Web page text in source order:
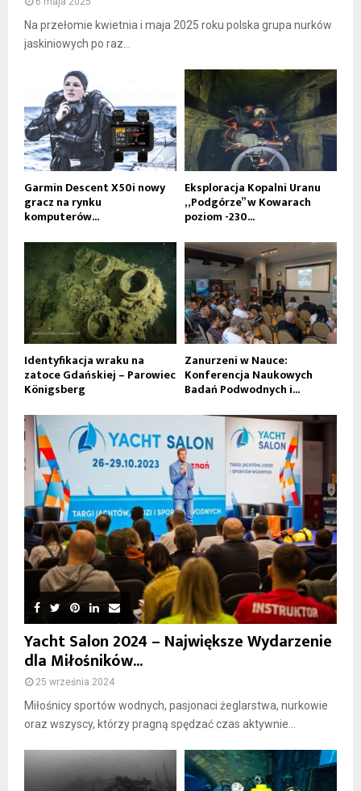
Na przełomie kwietnia i maja 2025 roku polska grupa nurków
jaskiniowych po raz...
Garmin Descent X50i nowy
gracz na rynku
komputerów...
Eksploracja Kopalni Uranu
„Podgórze” w Kowarach
poziom -230...
Identyfikacja wraku na
zatoce Gdańskiej – Parowiec
Königsberg
Zanurzeni w Nauce:
Konferencja Naukowych
Badań Podwodnych i...
Yacht Salon 2024 – Największe Wydarzenie
dla Miłośników...
25 września 2024
Miłośnicy sportów wodnych, pasjonaci żeglarstwa, nurkowie
oraz wszyscy, którzy pragną spędzać czas aktywnie...